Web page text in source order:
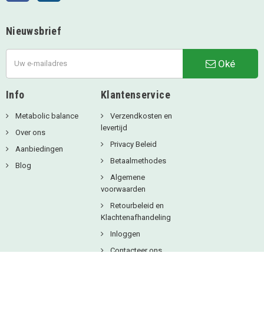
Nieuwsbrief
Oké
Info
Metabolic balance
Over ons
Aanbiedingen
Blog
Klantenservice
Verzendkosten en
levertijd
Privacy Beleid
Betaalmethodes
Algemene
voorwaarden
Retourbeleid en
Klachtenafhandeling
Inloggen
Contacteer ons